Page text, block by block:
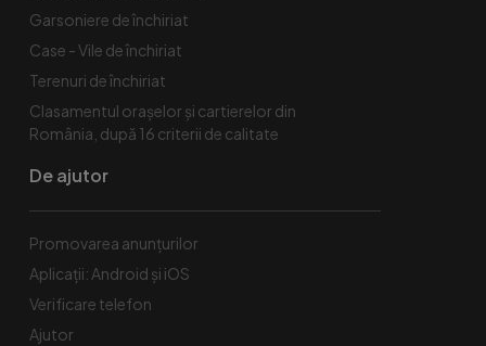
Garsoniere de închiriat
Case - Vile de închiriat
Terenuri de închiriat
Clasamentul orașelor și cartierelor din
România, după 16 criterii de calitate
De ajutor
Promovarea anunțurilor
Aplicații: Android și iOS
Verificare telefon
Ajutor